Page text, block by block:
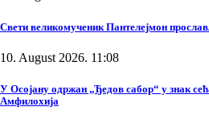
Свети великомученик Пантелејмон
10. August 2026. 11:08
У Осојану одржан „Ђедов сабор“ у знак
Амфилохија